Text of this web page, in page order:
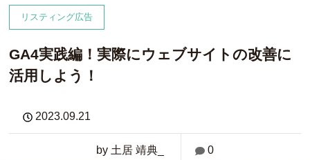
リスティング広告
GA4実践編！実際にウェブサイトの改善に
活用しよう！
2023.09.21
by 土居 靖典_ 0